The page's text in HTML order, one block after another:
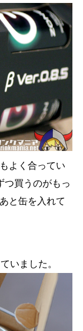
よく合ってい
つ買うのがもっ
と缶を入れて
いました。